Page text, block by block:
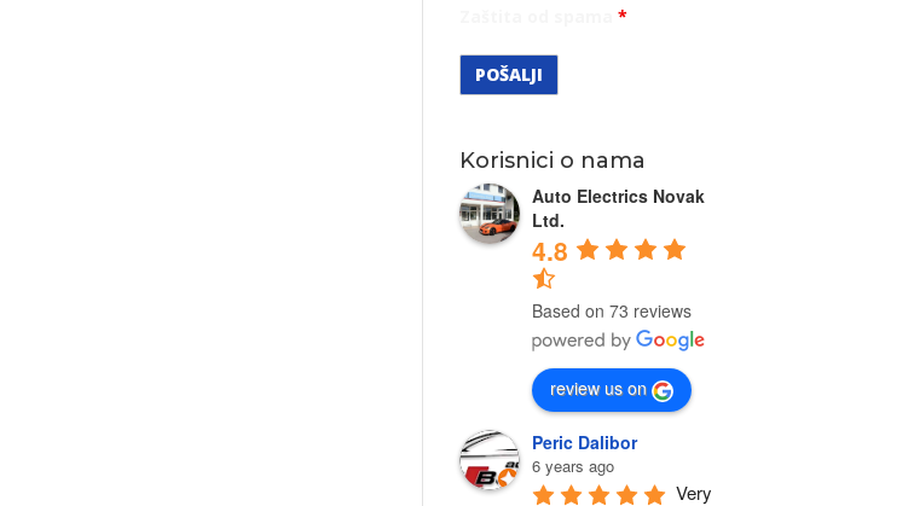
Zaštita od spama*
Korisnici o nama
Auto Electrics Novak
Ltd.
4.8
Based on 73 reviews
review us on
Peric Dalibor
6 years ago
Very